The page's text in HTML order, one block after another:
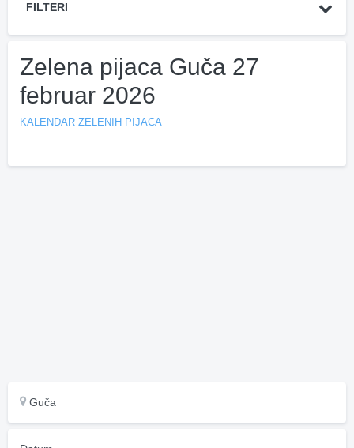
FILTERI
Zelena pijaca Guča 27
februar 2026
KALENDAR ZELENIH PIJACA
Guča